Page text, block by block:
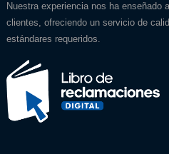
Nuestra experiencia nos ha enseñado
clientes, ofreciendo un servicio de
estándares requeridos.